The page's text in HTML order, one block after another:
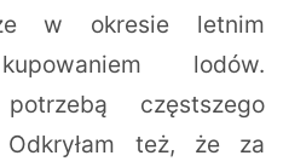
w okresie letnim
lodów.
częstszego
też, że za